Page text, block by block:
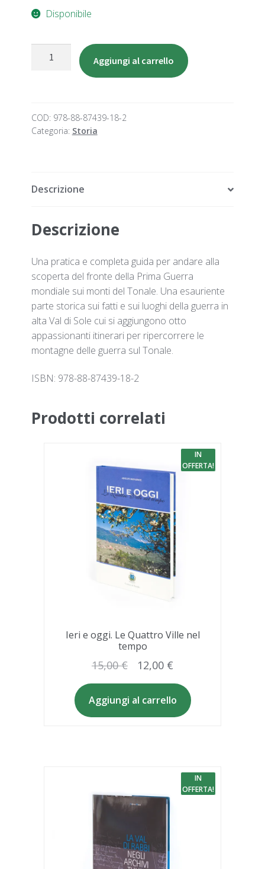
Disponibile
Aggiungi al carrello
COD: 978-88-87439-18-2
Categoria: Storia
Descrizione
Descrizione
Una pratica e completa guida per andare alla
scoperta del fronte della Prima Guerra
mondiale sui monti del Tonale. Una esauriente
parte storica sui fatti e sui luoghi della guerra in
alta Val di Sole cui si aggiungono otto
appassionanti itinerari per ripercorrere le
montagne delle guerra sul Tonale.
ISBN: 978-88-87439-18-2
Prodotti correlati
Ieri e oggi. Le Quattro Ville nel
tempo
IN
OFFERTA!
15,00€
prezzo
originale
era:
12,00 €
prezzo
attuale
è:
Aggiungi al carrello
IN
OFFERTA!